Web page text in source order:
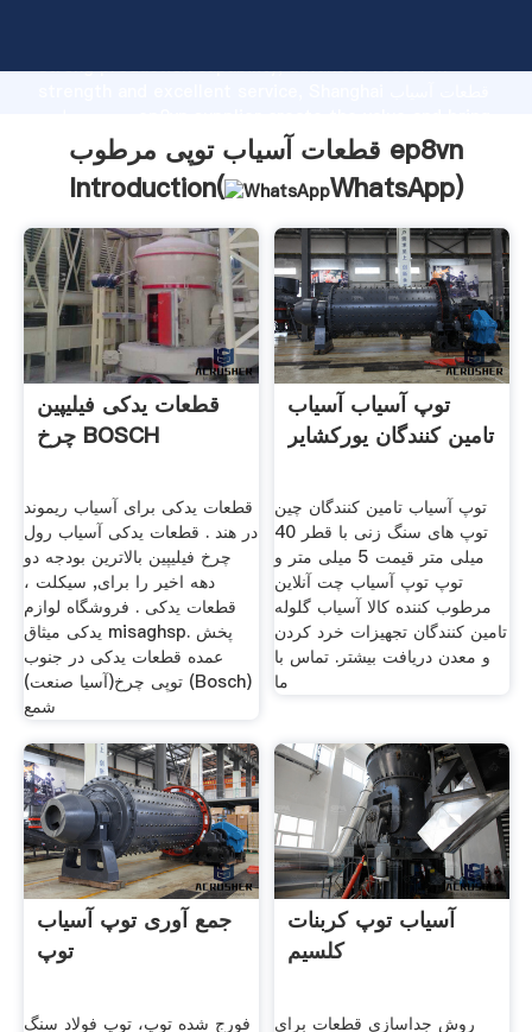
strong production capability, advanced research
values to all of customers.
قطعات آسیاب توپی مرطوب ep8vn
Introduction(
WhatsApp)
قطعات یدکی فیلیپین
چرخ BOSCH
قطعات یدکی برای آسیاب ریموند
در هند . قطعات یدکی آسیاب رول
چرخ فیلیپین بالاترین بودجه دو
دهه اخیر را برای, سیکلت ،
قطعات یدکی . فروشگاه لوازم
یدکی میثاق misaghsp. پخش
عمده قطعات یدکی در جنوب
توپی چرخ(آسیا صنعت) (Bosch)
شمع
توپ آسیاب آسیاب
تامین کنندگان یورکشایر
توپ آسیاب تامین کنندگان چین
توپ های سنگ زنی با قطر 40
میلی متر قیمت 5 میلی متر و
توپ توپ آسیاب چت آنلاین
مرطوب کننده کالا آسیاب گلوله
تامین کنندگان تجهیزات خرد کردن
و معدن دریافت بیشتر. تماس با
ما
جمع آوری توپ آسیاب
توپ
فورج شده توپ، توپ فولاد سنگ
آسیاب توپ کربنات
کلسیم
روش جداسازی قطعات برای